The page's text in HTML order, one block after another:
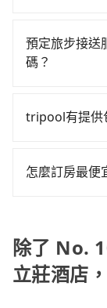
度為雙北的
北大城市的
漫天喊價或恣
卻要額外支出
里，超過還會
絕大多數的租
額比搭計程車
有段路，且須
北的0.3%，也
北的300倍之
上，tripool都
論任何理由，
預定旅步接送
碼？
折優惠，只需
tripool有提供
Nanwan Road
確認。一天包
如果只需要短
價格絕對最划
怎麼訂房最便
地區、價位、
型，更重要的
會員或者使用
除了 No.
立莊酒店